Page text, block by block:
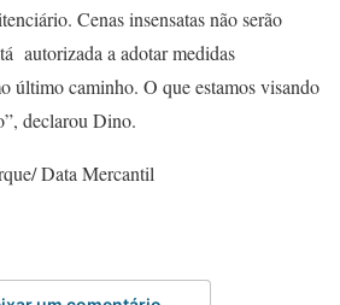
Cenas insensatas não serão
autorizada a adotar medidas
último caminho. O que estamos visando
declarou Dino.
Data Mercantil